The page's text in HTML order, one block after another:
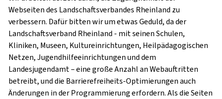
Webseiten des Landschaftsverbandes Rheinland zu
verbessern. Dafür bitten wir um etwas Geduld, da der
Landschaftsverband Rheinland - mit seinen Schulen,
Kliniken, Museen, Kultureinrichtungen, Heilpädagogischen
Netzen, Jugendhilfeeinrichtungen und dem
Landesjugendamt – eine große Anzahl an Webauftritten
betreibt, und die Barrierefreiheits-Optimierungen auch
Änderungen in der Programmierung erfordern. Als die Seiten